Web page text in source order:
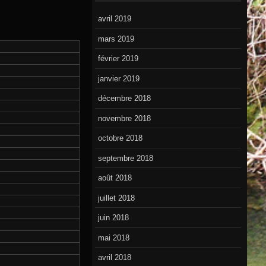
avril 2019
mars 2019
février 2019
janvier 2019
décembre 2018
novembre 2018
octobre 2018
septembre 2018
août 2018
juillet 2018
juin 2018
mai 2018
avril 2018